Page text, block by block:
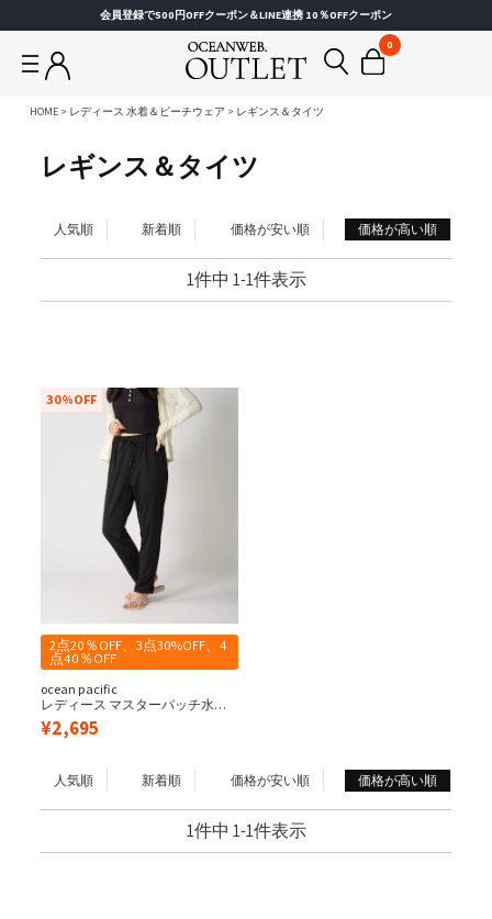
会員登録で500円OFFクーポン＆LINE連携 10％OFFクーポン
0
HOME レディース 水着＆ビーチウェア レギンス＆タイツ
レギンス＆タイツ
人気順 新着順 価格が安い順 価格が高い順
1件中 1-1件表示
2点20％OFF、3点30%OFF、4
点40％OFF
ocean pacific
レディース マスターパッチ水陸
両用ボトム
30%OFF
¥2,695
人気順 新着順 価格が安い順 価格が高い順
1件中 1-1件表示